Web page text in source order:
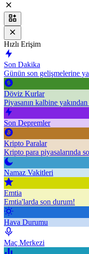
Hızlı Erişim
Son Dakika
Günün son gelişmelerine
Döviz Kurlar
Piyasanın kalbine yakından
Son Depremler
Kripto Paralar
Kripto para piyasalarında
Namaz Vakitleri
Emtia
Emtia'larda son durum!
Hava Durumu
Maç Merkezi